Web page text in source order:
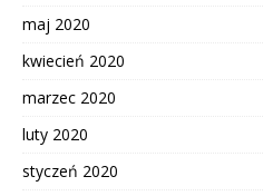
maj 2020
kwiecień 2020
marzec 2020
luty 2020
styczeń 2020